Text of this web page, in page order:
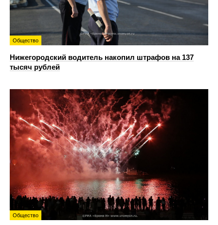
Общество
Нижегородский водитель накопил штрафов на 137
тысяч рублей
Общество